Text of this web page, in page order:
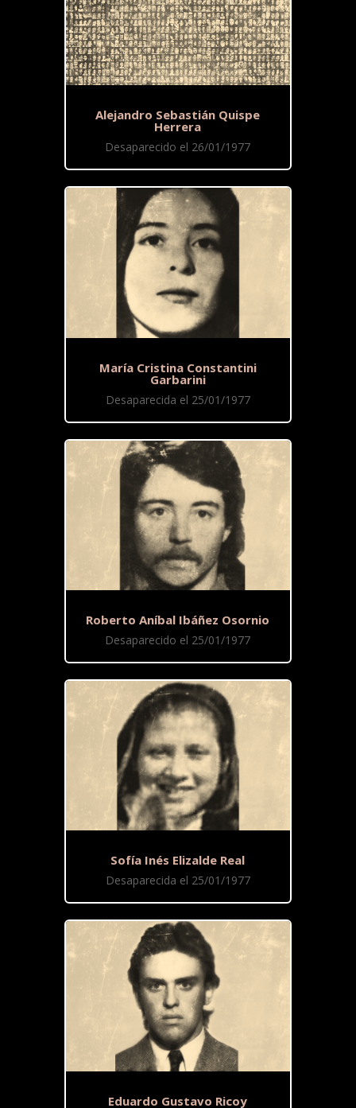
Alejandro Sebastián Quispe
Herrera
Desaparecido el 26/01/1977
María Cristina Constantini
Garbarini
Desaparecida el 25/01/1977
Roberto Aníbal Ibáñez Osornio
Desaparecido el 25/01/1977
Sofía Inés Elizalde Real
Desaparecida el 25/01/1977
Eduardo Gustavo Ricoy